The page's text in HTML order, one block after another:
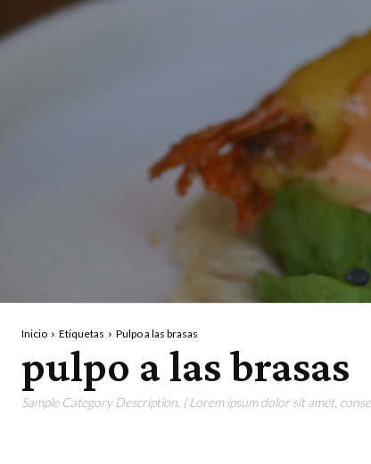
Inicio Etiquetas Pulpo a las brasas
pulpo a las brasas
Sample Category Description. ( Lorem ipsum dolor sit amet,